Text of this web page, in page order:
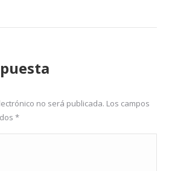
no será publicada. Los campos
*